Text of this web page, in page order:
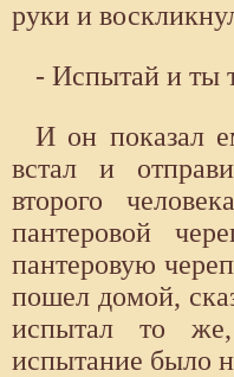
руки и
- Испытай и ты
И он показал
встал и
второго
пантеровой
пантеровую
пошел домой,
испытал то
испытание было